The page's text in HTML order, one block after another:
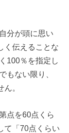
分が頭に思い
く伝えることな
100％を指定し
もない限り、
。
点を60点くら
て「70点くらい